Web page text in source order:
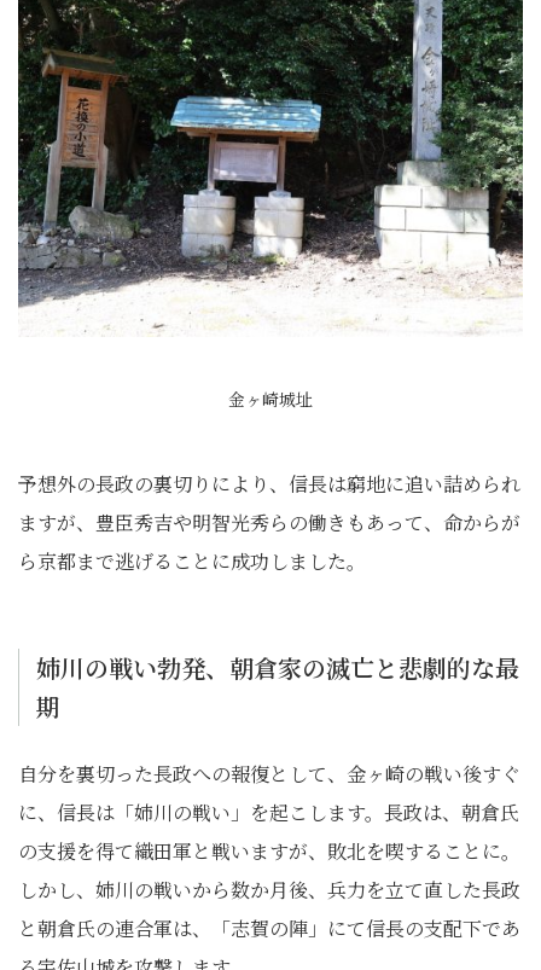
金ヶ崎城址
予想外の長政の裏切りにより、信長は窮地に追い詰められ
ますが、豊臣秀吉や明智光秀らの働きもあって、命からが
ら京都まで逃げることに成功しました。
姉川の戦い勃発、朝倉家の滅亡と悲劇的な最
期
自分を裏切った長政への報復として、金ヶ崎の戦い後すぐ
に、信長は「姉川の戦い」を起こします。長政は、朝倉氏
の支援を得て織田軍と戦いますが、敗北を喫することに。
しかし、姉川の戦いから数か月後、兵力を立て直した長政
と朝倉氏の連合軍は、「志賀の陣」にて信長の支配下であ